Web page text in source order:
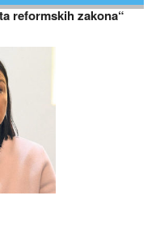
reformskih zakona“